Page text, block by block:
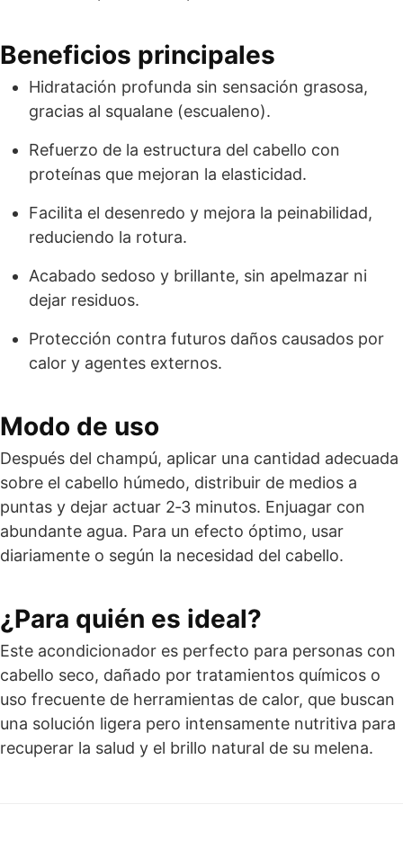
Beneficios principales
Hidratación profunda sin sensación grasosa,
gracias al squalane (escualeno).
Refuerzo de la estructura del cabello con
proteínas que mejoran la elasticidad.
Facilita el desenredo y mejora la peinabilidad,
reduciendo la rotura.
Acabado sedoso y brillante, sin apelmazar ni
dejar residuos.
Protección contra futuros daños causados por
calor y agentes externos.
Modo de uso
Después del champú, aplicar una cantidad adecuada
sobre el cabello húmedo, distribuir de medios a
puntas y dejar actuar 2‑3 minutos. Enjuagar con
abundante agua. Para un efecto óptimo, usar
diariamente o según la necesidad del cabello.
¿Para quién es ideal?
Este acondicionador es perfecto para personas con
cabello seco, dañado por tratamientos químicos o
uso frecuente de herramientas de calor, que buscan
una solución ligera pero intensamente nutritiva para
recuperar la salud y el brillo natural de su melena.